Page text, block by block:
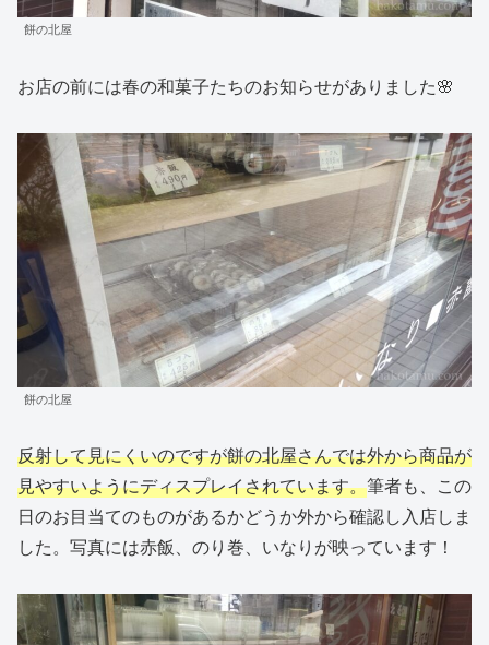
餅の北屋
お店の前には春の和菓子たちのお知らせがありました🌸
餅の北屋
反射して見にくいのですが餅の北屋さんでは外から商品が
見やすいようにディスプレイされています。筆者も、この
日のお目当てのものがあるかどうか外から確認し入店しま
した。写真には赤飯、のり巻、いなりが映っています！